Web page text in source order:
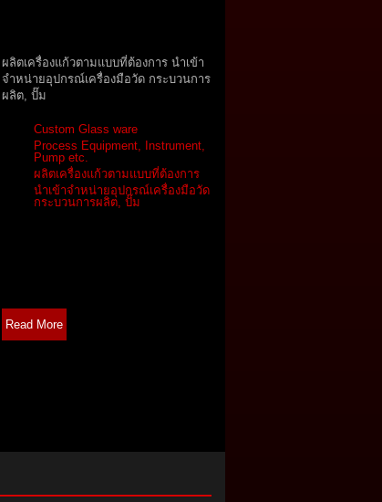
ผลิตเครื่องแก้วตามแบบที่ต้องการ นำเข้า
จำหน่ายอุปกรณ์เครื่องมือวัด กระบวนการ
ผลิต, ปั๊ม
Custom Glass ware
Process Equipment, Instrument,
Pump etc.
ผลิตเครื่องแก้วตามแบบที่ต้องการ
นำเข้าจำหน่ายอุปกรณ์เครื่องมือวัด
กระบวนการผลิต, ปั๊ม
Read More